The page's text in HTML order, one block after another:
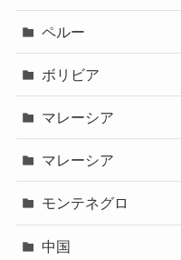
ペルー
ボリビア
マレーシア
マレーシア
モンテネグロ
中国